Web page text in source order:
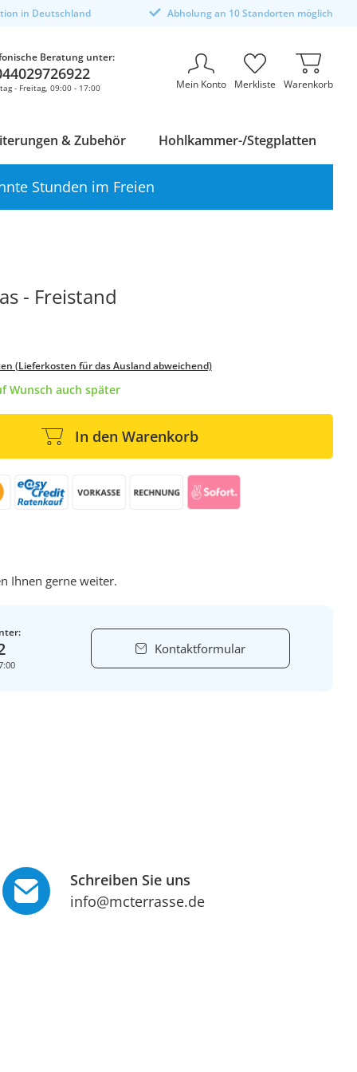
in Deutschland Abholung an 10 Standorten möglich
Beratung unter:
- Freitag, 09:00 - 17:00 Mein Konto Merkliste Warenkorb
& Zubehör Hohlkammer-/Stegplatten
Stunden im Freien
- Freistand
(Lieferkosten für das Ausland abweichend)
Wunsch auch später
In den Warenkorb
Ihnen gerne weiter.
Kontaktformular
Schreiben Sie uns
info@mcterrasse.de